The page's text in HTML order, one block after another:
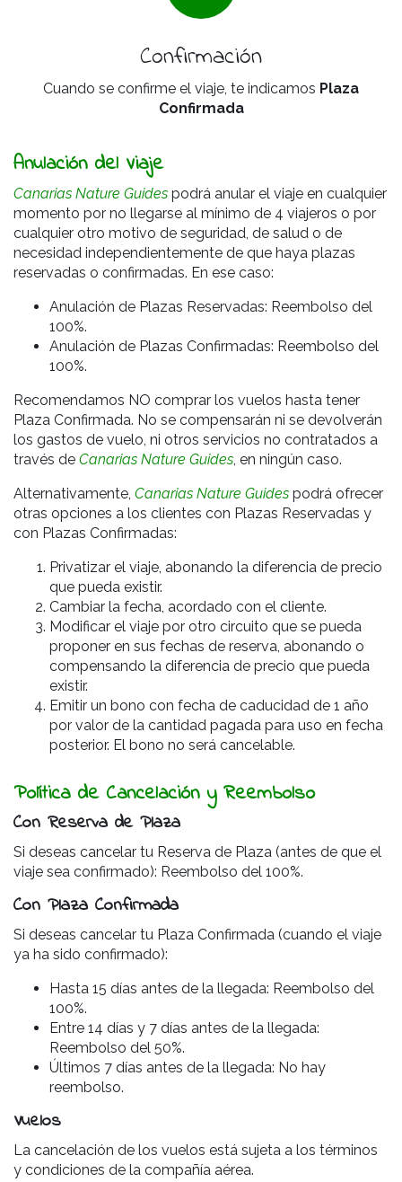
Confirmación
Cuando se confirme el viaje, te indicamos Plaza
Confirmada
Anulación del Viaje
Canarias Nature Guides podrá anular el viaje en cualquier
momento por no llegarse al mínimo de 4 viajeros o por
cualquier otro motivo de seguridad, de salud o de
necesidad independientemente de que haya plazas
reservadas o confirmadas. En ese caso:
Anulación de Plazas Reservadas: Reembolso del
100%.
Anulación de Plazas Confirmadas: Reembolso del
100%.
Recomendamos NO comprar los vuelos hasta tener
Plaza Confirmada. No se compensarán ni se devolverán
los gastos de vuelo, ni otros servicios no contratados a
través de Canarias Nature Guides, en ningún caso.
Alternativamente, Canarias Nature Guides podrá ofrecer
otras opciones a los clientes con Plazas Reservadas y
con Plazas Confirmadas:
Privatizar el viaje, abonando la diferencia de precio
que pueda existir.
Cambiar la fecha, acordado con el cliente.
Modificar el viaje por otro circuito que se pueda
proponer en sus fechas de reserva, abonando o
compensando la diferencia de precio que pueda
existir.
Emitir un bono con fecha de caducidad de 1 año
por valor de la cantidad pagada para uso en fecha
posterior. El bono no será cancelable.
Política de Cancelación y Reembolso
Con Reserva de Plaza
Si deseas cancelar tu Reserva de Plaza (antes de que el
viaje sea confirmado): Reembolso del 100%.
Con Plaza Confirmada
Si deseas cancelar tu Plaza Confirmada (cuando el viaje
ya ha sido confirmado):
Hasta 15 días antes de la llegada: Reembolso del
100%.
Entre 14 días y 7 días antes de la llegada:
Reembolso del 50%.
Últimos 7 días antes de la llegada: No hay
reembolso.
Vuelos
La cancelación de los vuelos está sujeta a los términos
y condiciones de la compañía aérea.